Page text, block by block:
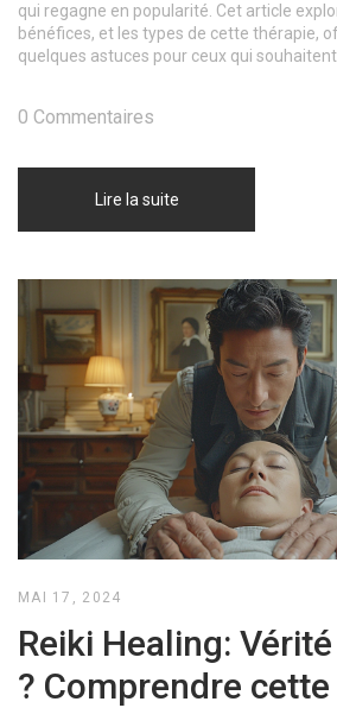
qui regagne en popularité. Cet article
bénéfices, et les types de cette thérapie,
quelques astuces pour ceux qui
Lire la suite
0 Commentaires
MAI 17, 2024
Reiki Healing:
? Comprendre